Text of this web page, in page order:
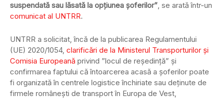
suspendată sau lăsată la opțiunea șoferilor”, se arată într-un
comunicat al UNTRR.
UNTRR a solicitat, încă de la publicarea Regulamentului
(UE) 2020/1054, clarificări de la Ministerul Transporturilor și
Comisia Europeană privind ”locul de reședință” și
confirmarea faptului că întoarcerea acasă a șoferilor poate
fi organizată în centrele logistice închiriate sau deținute de
firmele românești de transport în Europa de Vest,